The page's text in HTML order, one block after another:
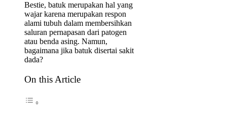
Bestie, batuk merupakan hal yang
wajar karena merupakan respon
alami tubuh dalam membersihkan
saluran pernapasan dari patogen
atau benda asing. Namun,
bagaimana jika batuk disertai sakit
dada?
On this Article